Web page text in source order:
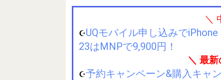
＼
☪️UQモバイル申し込みで
23はMNPで9,900円！
＼ 最
☪️予約キャンペーン&購入キャ